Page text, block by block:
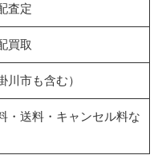
査定
買取
川市も含む）
・送料・キャンセル料な